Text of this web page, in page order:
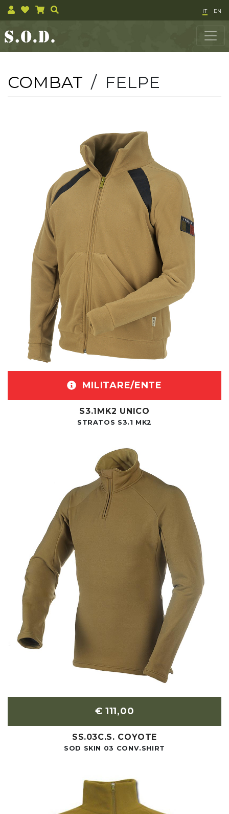
IT EN
COMBAT / FELPE
MILITARE/ENTE
S3.1MK2 UNICO
STRATOS S3.1 MK2
€ 111,00
SS.03C.S. COYOTE
SOD SKIN 03 CONV.SHIRT